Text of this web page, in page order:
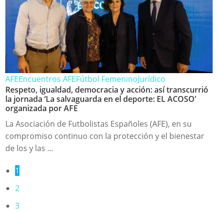
AFEEncuentros AFEFútbol FemeninoJurídico
Respeto, igualdad, democracia y acción: así transcurrió
la jornada ‘La salvaguarda en el deporte: EL ACOSO’
organizada por AFE
La Asociación de Futbolistas Españoles (AFE), en su
compromiso continuo con la protección y el bienestar
de los y las ...
1
2
3